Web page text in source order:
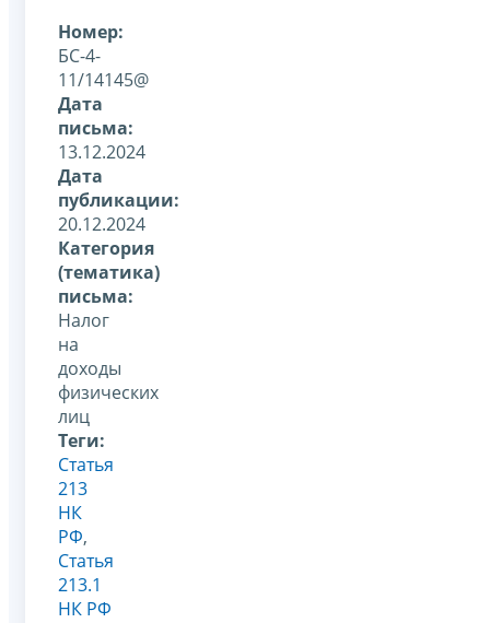
Номер:
БС-4-
11/14145@
Дата
письма:
13.12.2024
Дата
публикации:
20.12.2024
Категория
(тематика)
письма:
Налог
на
доходы
физических
лиц
Теги:
Статья
213
НК
РФ,
Статья
213.1
НК РФ